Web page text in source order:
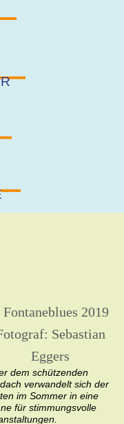
dem schützenden
verwandelt sich der
im Sommer in eine
für stimmungsvolle